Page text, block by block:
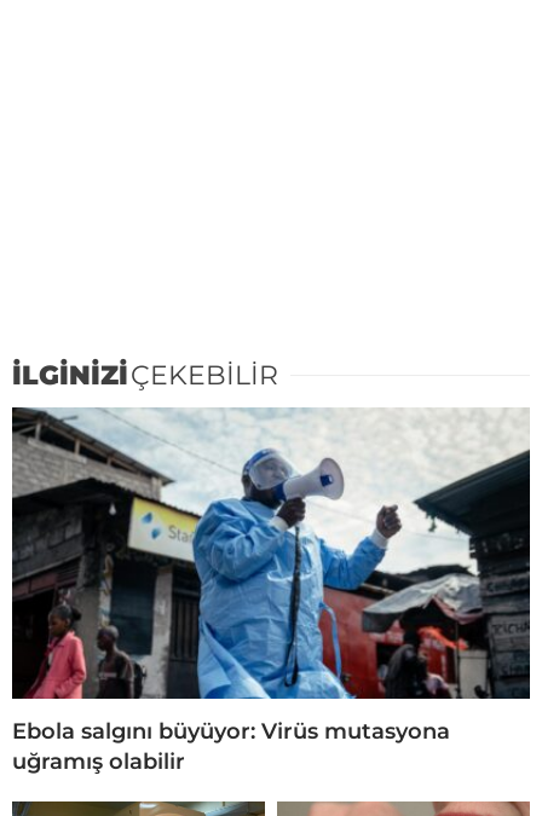
İLGİNİZİÇEKEBİLİR
Ebola salgını büyüyor: Virüs mutasyona
uğramış olabilir